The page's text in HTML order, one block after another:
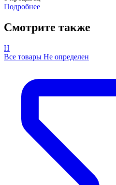
Подробнее
Смотрите также
Н
Все товары Не определен